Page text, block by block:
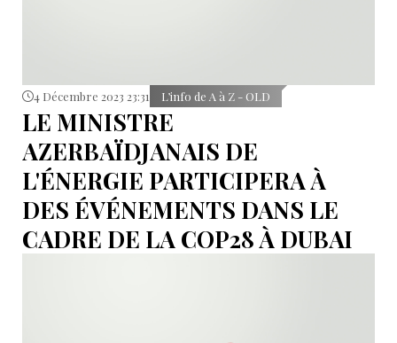
4 Décembre 2023 23:31 L’info de A à Z - OLD
LE MINISTRE
AZERBAÏDJANAIS DE
L'ÉNERGIE PARTICIPERA À
DES ÉVÉNEMENTS DANS LE
CADRE DE LA COP28 À DUBAI